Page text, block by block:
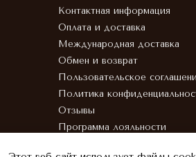
Контактная информация
Оплата и доставка
Международная доставка
Обмен и возврат
Пользовательское
Политика
Отзывы
Программа лояльности